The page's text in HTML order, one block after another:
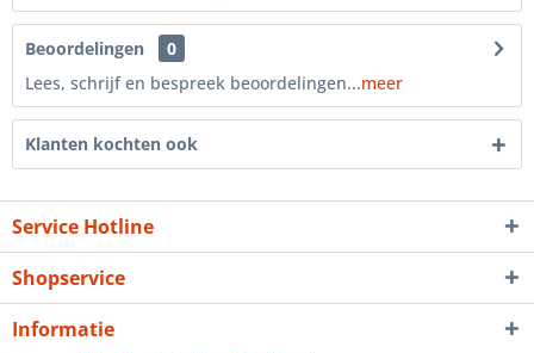
Beoordelingen
0
Lees, schrijf en bespreek beoordelingen...meer
Klanten kochten ook
Service Hotline
Shopservice
Informatie